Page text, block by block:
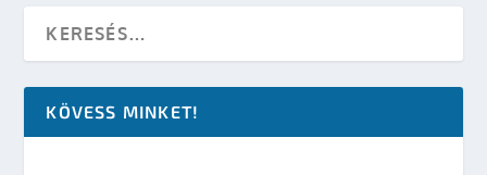
KÖVESS MINKET!